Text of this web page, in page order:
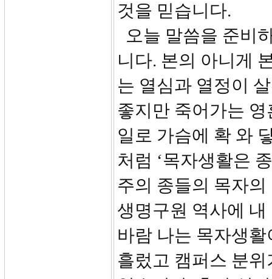
것을 믿습니다.
오늘 말씀을 준비
니다. 본의 아니게
는 열심과 열정이
좋지만 죽어가는
일로 가슴에 확 와
처럼 ‘목자생활은
주의 종들의 목자
생명구원 역사에
바람 나는 목자생
흘렀고 캠퍼스 분